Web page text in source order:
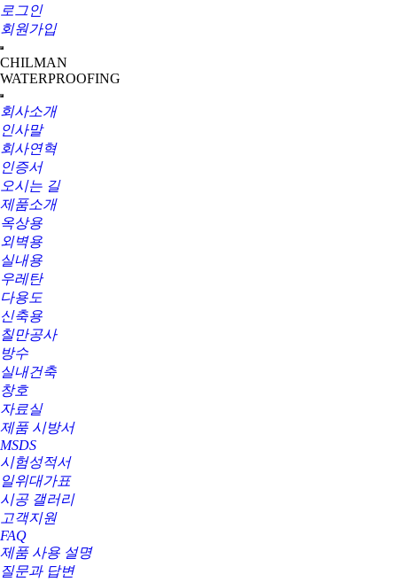
로그인
회원가입
CHILMAN
WATERPROOFING
회사소개
인사말
회사연혁
인증서
오시는 길
제품소개
옥상용
외벽용
실내용
우레탄
다용도
신축용
칠만공사
방수
실내건축
창호
자료실
제품 시방서
MSDS
시험성적서
일위대가표
시공 갤러리
고객지원
FAQ
제품 사용 설명
질문과 답변